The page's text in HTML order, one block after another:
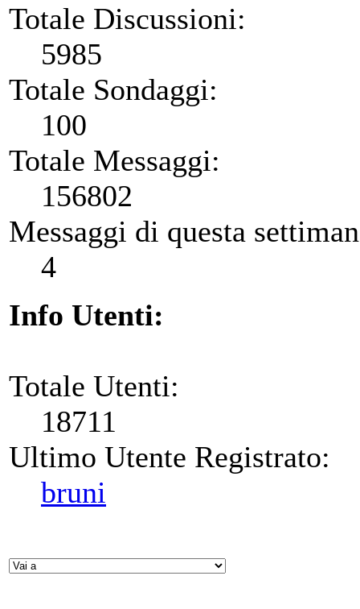
Totale Discussioni:
5985
Totale Sondaggi:
100
Totale Messaggi:
156802
Messaggi di questa
4
Info Utenti:
Totale Utenti:
18711
Ultimo Utente Registrato:
bruni